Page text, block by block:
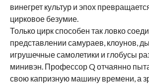
винегрет культур и эпох
цирковое безумие.
Только цирк способен так ловко
представлении самураев, клоунов,
игрушечные самолетики и глобусы
минивэн. Профессор Q отчаянно
свою капризную машину времени, а